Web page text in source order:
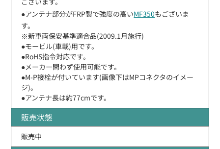
●アンテナ部分がFRP製で強度の高いMF350もございま
す。
※新車両保安基準適合品(2009.1月施行)
●モービル(車載)用です。
●RoHS指令対応です。
●メーカー問わず使用可能です。
●M-P接栓が付いています(画像下はMPコネクタのイメー
ジ)。
●アンテナ長は約77cmです。
販売状態
販売中